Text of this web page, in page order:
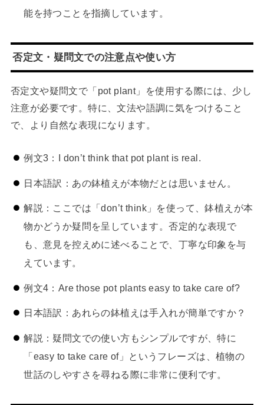
能を持つことを指摘しています。
否定文・疑問文での注意点や使い方
否定文や疑問文で「pot plant」を使用する際には、少し
注意が必要です。特に、文法や語調に気をつけること
で、より自然な表現になります。
例文3：I don’t think that pot plant is real.
日本語訳：あの鉢植えが本物だとは思いません。
解説：ここでは「don’t think」を使って、鉢植えが本
物かどうか疑問を呈しています。否定的な表現で
も、意見を控えめに述べることで、丁寧な印象を与
えています。
例文4：Are those pot plants easy to take care of?
日本語訳：あれらの鉢植えは手入れが簡単ですか？
解説：疑問文での使い方もシンプルですが、特に
「easy to take care of」というフレーズは、植物の
世話のしやすさを尋ねる際に非常に便利です。